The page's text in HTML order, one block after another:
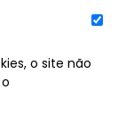
o site não